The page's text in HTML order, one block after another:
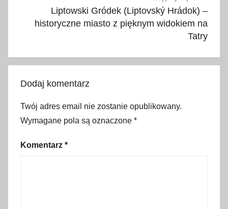
k
a
,
o
Liptowski Gródek (Liptovský Hrádok) –
historyczne miasto z pięknym widokiem na
Tatry
Dodaj komentarz
Twój adres email nie zostanie opublikowany.
Wymagane pola są oznaczone *
Komentarz *